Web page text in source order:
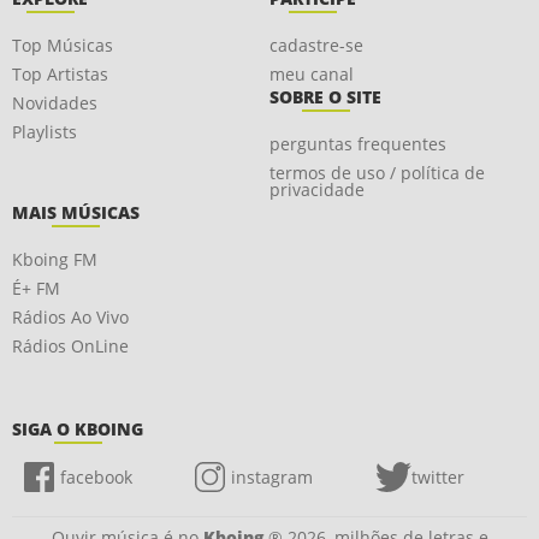
Top Músicas
Top Artistas
Novidades
Playlists
cadastre-se
meu canal
SOBRE O SITE
perguntas frequentes
termos de uso / política de
privacidade
MAIS MÚSICAS
Kboing FM
É+ FM
Rádios Ao Vivo
Rádios OnLine
SIGA O KBOING
facebook instagram twitter